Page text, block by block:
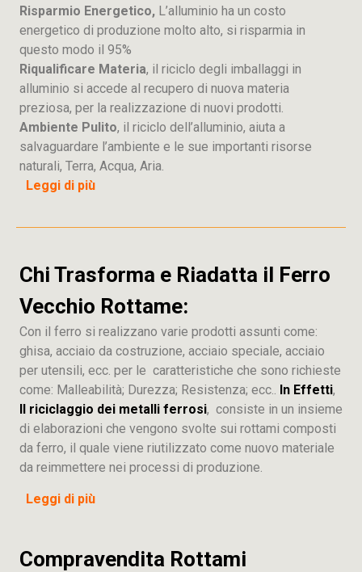
Risparmio Energetico, L’alluminio ha un costo
energetico di produzione molto alto, si risparmia in
questo modo il 95%
Riqualificare Materia, il riciclo degli imballaggi in
alluminio si accede al recupero di nuova materia
preziosa, per la realizzazione di nuovi prodotti.
Ambiente Pulito, il riciclo dell’alluminio, aiuta a
salvaguardare l’ambiente e le sue importanti risorse
naturali, Terra, Acqua, Aria.
Leggi di più
Chi Trasforma e Riadatta il Ferro
Vecchio Rottame:
Con il ferro si realizzano varie prodotti assunti come:
ghisa, acciaio da costruzione, acciaio speciale, acciaio
per utensili, ecc. per le caratteristiche che sono richieste
come: Malleabilità; Durezza; Resistenza; ecc.. In Effetti,
Il riciclaggio dei metalli ferrosi, consiste in un insieme
di elaborazioni che vengono svolte sui rottami composti
da ferro, il quale viene riutilizzato come nuovo materiale
da reimmettere nei processi di produzione.
Leggi di più
Compravendita Rottami